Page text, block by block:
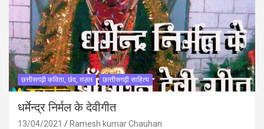
छत्तीसगढ़ी कविता, छंद, ग़ज़ल छत्‍तीसगढ़ी साहित्‍य
धर्मेन्द्र निर्मल के देवीगीत
13/04/2021
Ramesh kumar Chauhan